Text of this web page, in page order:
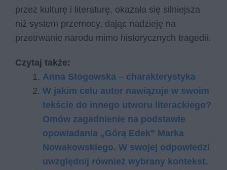
przez kulturę i literaturę, okazała się silniejsza
niż system przemocy, dając nadzieję na
przetrwanie narodu mimo historycznych tragedii.
Czytaj także:
Anna Stogowska – charakterystyka
W jakim celu autor nawiązuje w swoim
tekście do innego utworu literackiego?
Omów zagadnienie na podstawie
opowiadania „Górą Edek” Marka
Nowakowskiego. W swojej odpowiedzi
uwzględnij również wybrany kontekst.